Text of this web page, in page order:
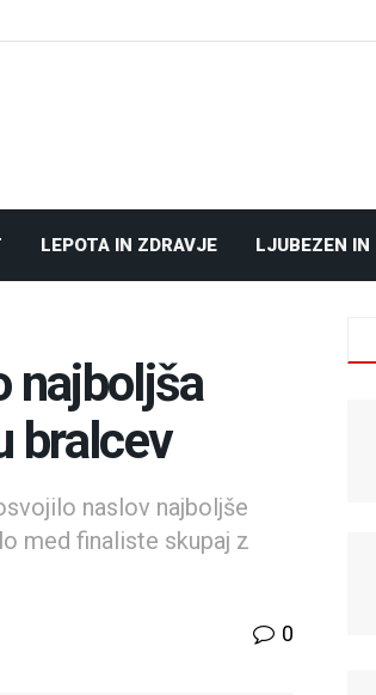
LEPOTA IN ZDRAVJE LJUBEZEN IN
najboljša
bralcev
naslov najboljše
med finaliste skupaj z
0